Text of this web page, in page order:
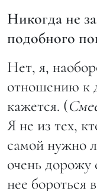
Никогда не
подобного
Нет, я,
отношению к
кажется. (
Я не из тех,
самой нужно
очень дорожу
нее бороться